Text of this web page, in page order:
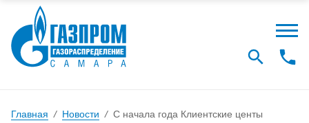
Главная / Новости / С начала года Клиентские центы